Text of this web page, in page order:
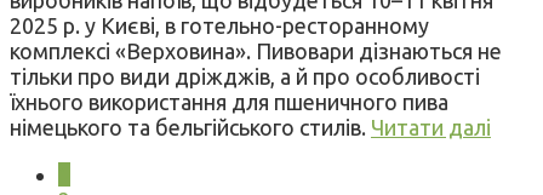
2025 р. у Києві, в готельно-ресторанному
комплексі «Верховина». Пивовари дізнаються не
тільки про види дріжджів, а й про особливості
їхнього використання для пшеничного пива
німецького та бельгійського стилів. Читати далі